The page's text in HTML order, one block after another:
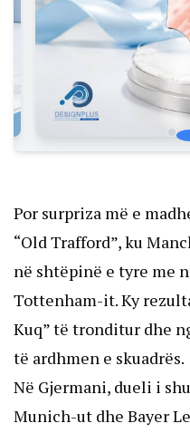
Por surpriza më e
“Old Trafford”, ku
në shtëpinë e tyre me
Tottenham-it. Ky
Kuq” të tronditur dhe
të ardhmen e skuadrës.
Në Gjermani, dueli i
Munich-ut dhe Bayer